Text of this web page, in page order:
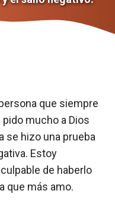
que siempre
mucho a Dios
se hizo una prueba
Estoy
de haberlo
que más amo.